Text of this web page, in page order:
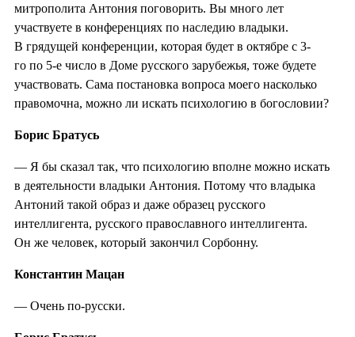
митрополита Антония поговорить. Вы много лет
участвуете в конференциях по наследию владыки.
В грядущей конференции, которая будет в октябре с 3-
го по 5-е число в Доме русского зарубежья, тоже будете
участвовать. Сама постановка вопроса моего насколько
правомочна, можно ли искать психологию в богословии?
Борис Братусь
— Я бы сказал так, что психологию вполне можно искать
в деятельности владыки Антония. Потому что владыка
Антоний такой образ и даже образец русского
интеллигента, русского православного интеллигента.
Он же человек, который закончил Сорбонну.
Константин Мацан
— Очень по-русски.